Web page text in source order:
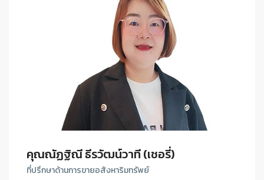
คุณณัฏฐิณี ธีรวัฒน์วาที (เชอรี่)
ที่ปรึกษาด้านการขายอสังหาริมทรัพย์